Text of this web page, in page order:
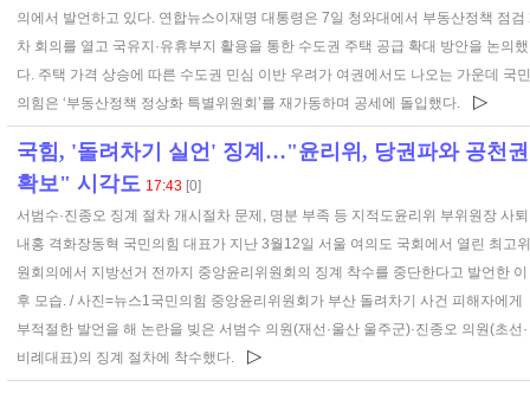
의에서 발언하고 있다. 연합뉴스이재명 대통령은 7일 청와대에서 부동산정책 점검
차 회의를 열고 국유지·유휴부지 활용을 통한 수도권 주택 공급 확대 방안을 논의했
다. 주택 가격 상승에 따른 수도권 민심 이반 우려가 여권에서도 나오는 가운데 국민
의힘은 ‘부동산정책 정상화 특별위원회’를 재가동하며 공세에 돌입했다.
▷
국힘, '돌려차기 실언' 징계…"윤리위, 당권파와 공천권
확보" 시각도 17:43 [0]
서범수·진종오 징계 절차 개시절차 문제, 명분 부족 등 지적도윤리위 부위원장 사
내홍 격화장동혁 국민의힘 대표가 지난 3월12일 서울 여의도 국회에서 열린 최고위
원회의에서 지방선거 전까지 중앙윤리위원회의 징계 착수를 중단한다고 발언한 이
후 모습. / 사진=뉴스1국민의힘 중앙윤리위원회가 부산 돌려차기 사건 피해자에게
부적절한 발언을 해 논란을 빚은 서범수 의원(재선·울산 울주군)·진종오 의원(초선·
비례대표)의 징계 절차에 착수했다.
▷